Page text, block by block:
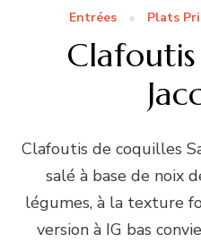
Entrées Plats
Clafoutis de coquilles
salé à base de noix
légumes, à la texture
version à IG bas